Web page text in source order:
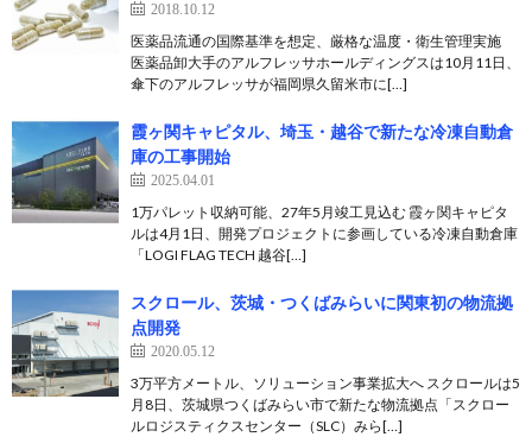
2018.10.12
医薬品流通の国際基準を想定、厳格な温度・衛生管理実施
医薬品卸大手のアルフレッサホールディングスは10月11日、
傘下のアルフレッサが福岡県久留米市に[…]
霞ヶ関キャピタル、埼玉・越谷で新たな冷凍自動倉
庫の工事開始
2025.04.01
1万パレット収納可能、27年5月竣工見込む 霞ヶ関キャピタ
ルは4月1日、開発プロジェクトに参画している冷凍自動倉庫
「LOGI FLAG TECH 越谷[…]
スクロール、茨城・つくばみらいに関東初の物流拠
点開発
2020.05.12
3万平方メートル、ソリューション事業拡大へ スクロールは5
月8日、茨城県つくばみらい市で新たな物流拠点「スクロー
ルロジスティクスセンター（SLC）みら[…]